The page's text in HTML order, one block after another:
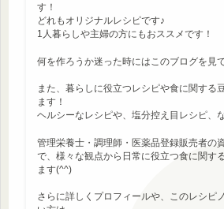
す！
どれもオリジナルレシピです♪
1人暮らしや主婦の方にもおススメです！
何を作ろうか迷った時にはこのブログを見
また、暮らしに役立つレシピや食に関する
ます！
ヘルシーなレシピや、塩分控え目レシピ、
管理栄養士・調理師・医薬品登録販売者の
で、様々な観点から日常に役立つ食に関す
ます(^^)
さらに詳しくプロフィールや、このレシピ